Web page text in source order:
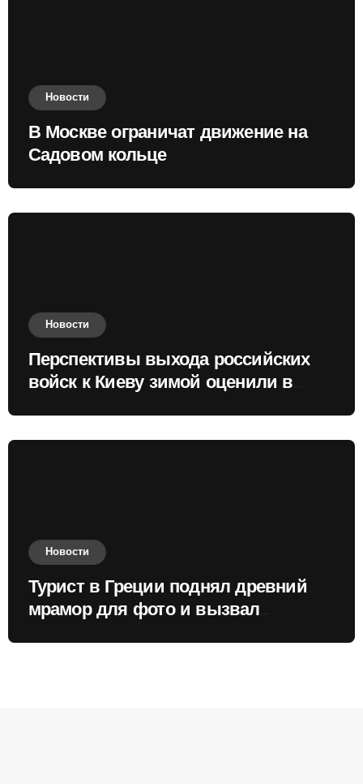
Новости
В Москве ограничат движение на
Садовом кольце
Новости
Перспективы выхода российских
войск к Киеву зимой оценили в
Новости
Турист в Греции поднял древний
мрамор для фото и вызвал